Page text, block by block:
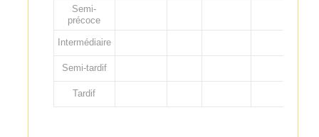
Semi-
précoce
Intermédiaire
Semi-tardif
Tardif